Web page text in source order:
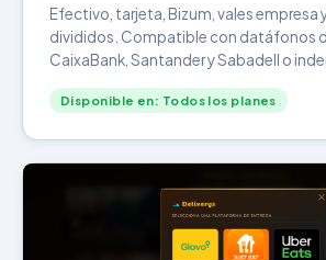
Efectivo, tarjeta, Bizum, vales empresa
divididos. Compatible con datáfonos
CaixaBank, Santander y Sabadell o
Disponible en: Todos los planes